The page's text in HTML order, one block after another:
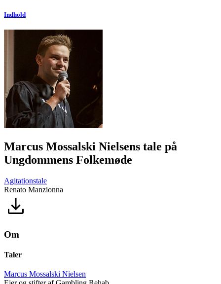
Indhold
Marcus Mossalski Nielsens tale på
Ungdommens Folkemøde
Agitationstale
Renato Manzionna
Om
Taler
Marcus Mossalski Nielsen